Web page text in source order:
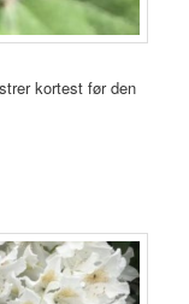
kortest før den